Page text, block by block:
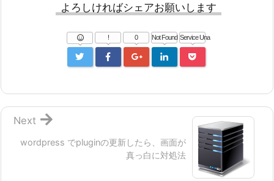
よろしければシェアお願いします
! 0 Not Found Service Una
wordpress でpluginの更新したら、画面が
真っ白に対処法
Next